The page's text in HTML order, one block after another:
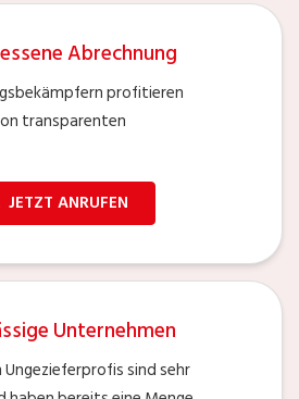
Abrechnung
profitieren
transparenten
JETZT ANRUFEN
Unternehmen
sind sehr